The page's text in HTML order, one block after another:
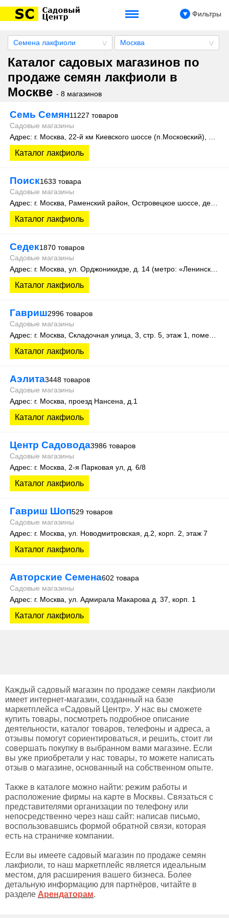
Фильтры
Семена лакфиоли Москва
Каталог садовых магазинов по
продаже семян лакфиоли в
Москве - 8 магазинов
Семь Семян11227 товаров
Садовые магазины
Каталог лакфиоль
Поиск1633 товара
Садовые магазины
Каталог лакфиоль
Седек1870 товаров
Садовые магазины
Каталог лакфиоль
Гавриш2996 товаров
Садовые магазины
Каталог лакфиоль
Аэлита3448 товаров
Садовые магазины
Адрес: г. Москва, проезд Нансена, д.1
Каталог лакфиоль
Центр Садовода3986 товаров
Садовые магазины
Адрес: г. Москва, 2-я Парковая ул, д. 6/8
Каталог лакфиоль
Гавриш Шоп529 товаров
Садовые магазины
Адрес: г. Москва, ул. Новодмитровская, д.2, корп. 2, этаж 7
Каталог лакфиоль
Авторские Семена602 товара
Садовые магазины
Адрес: г. Москва, ул. Адмирала Макарова д. 37, корп. 1
Каталог лакфиоль
Каждый садовый магазин по продаже семян лакфиоли
имеет интернет-магазин, созданный на базе
маркетплейса «Садовый Центр». У нас вы сможете
купить товары, посмотреть подробное описание
деятельности, каталог товаров, телефоны и адреса, а
отзывы помогут сориентироваться, и решить, стоит ли
совершать покупку в выбранном вами магазине. Если
вы уже приобретали у нас товары, то можете написать
отзыв о магазине, основанный на собственном опыте.
Также в каталоге можно найти: режим работы и
расположение фирмы на карте в Москвы. Связаться с
представителями организации по телефону или
непосредственно через наш сайт: написав письмо,
воспользовавшись формой обратной связи, которая
есть на страничке компании.
Если вы имеете садовый магазин по продаже семян
лакфиоли, то наш маркетплейс является идеальным
местом, для расширения вашего бизнеса. Более
детальную информацию для партнёров, читайте в
разделе Арендаторам.